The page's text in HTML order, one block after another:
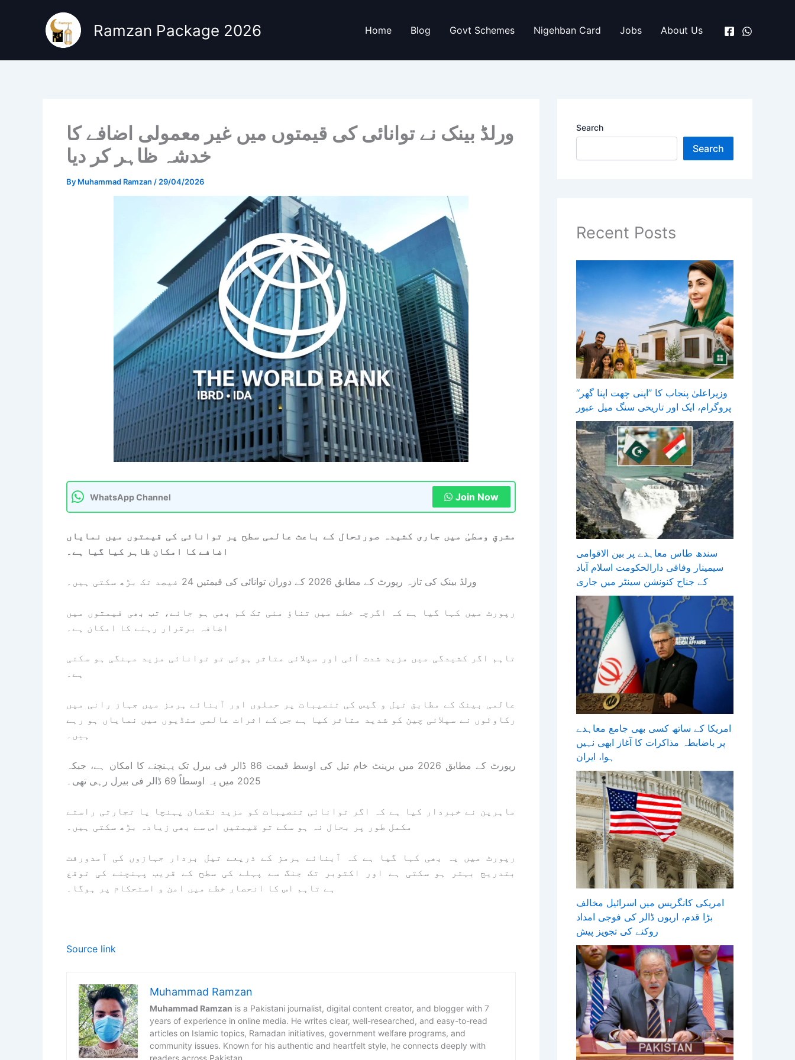
Ramzan Package 2026 Home Blog Govt Schemes Nigehban Card Jobs About Us
ورلڈ بینک نے توانائی کی قیمتوں میں غیر معمولی اضافے کا
خدشہ ظاہر کر دیا
By Muhammad Ramzan / 29/04/2026
WhatsApp Channel Join Now
مشرقِ وسطیٰ میں جاری کشیدہ صورتحال کے باعث عالمی سطح پر توانائی کی قیمتوں میں نمایاں
اضافے کا امکان ظاہر کیا گیا ہے۔
ورلڈ بینک کی تازہ رپورٹ کے مطابق 2026 کے دوران توانائی کی قیمتیں 24 فیصد تک بڑھ سکتی ہیں۔
رپورٹ میں کہا گیا ہے کہ اگرچہ خطے میں تناؤ مئی تک کم بھی ہو جائے، تب بھی قیمتوں میں
اضافہ برقرار رہنے کا امکان ہے۔
تاہم اگر کشیدگی میں مزید شدت آئی اور سپلائی متاثر ہوئی تو توانائی مزید مہنگی ہو سکتی
ہے۔
عالمی بینک کے مطابق تیل و گیس کی تنصیبات پر حملوں اور آبنائے ہرمز میں جہاز رانی میں
رکاوٹوں نے سپلائی چین کو شدید متاثر کیا ہے جس کے اثرات عالمی منڈیوں میں نمایاں ہو رہے
ہیں۔
رپورٹ کے مطابق 2026 میں برینٹ خام تیل کی اوسط قیمت 86 ڈالر فی بیرل تک پہنچنے کا امکان ہے، جبکہ
2025 میں یہ اوسطاً 69 ڈالر فی بیرل رہی تھی۔
ماہرین نے خبردار کیا ہے کہ اگر توانائی تنصیبات کو مزید نقصان پہنچا یا تجارتی راستے
مکمل طور پر بحال نہ ہو سکے تو قیمتیں اس سے بھی زیادہ بڑھ سکتی ہیں۔
رپورٹ میں یہ بھی کہا گیا ہے کہ آبنائے ہرمز کے ذریعے تیل بردار جہازوں کی آمدورفت
بتدریج بہتر ہو سکتی ہے اور اکتوبر تک جنگ سے پہلے کی سطح کے قریب پہنچنے کی توقع
ہے تاہم اس کا انحصار خطے میں امن و استحکام پر ہوگا۔
Source link
Muhammad Ramzan
Muhammad Ramzan is a Pakistani journalist, digital content creator, and blogger with 7
years of experience in online media. He writes clear, well-researched, and easy-to-read
articles on Islamic topics, Ramadan initiatives, government welfare programs, and
community issues. Known for his authentic and heartfelt style, he connects deeply with
readers across Pakistan.
Search
Search
Recent Posts
وزیراعلیٰ پنجاب کا ’’اپنی چھت اپنا گھر‘‘
پروگرام، ایک اور تاریخی سنگ میل عبور
سندھ طاس معاہدے پر بین الاقوامی
سیمینار وفاقی دارالحکومت اسلام آباد
کے جناح کنونشن سینٹر میں جاری
امریکا کے ساتھ کسی بھی جامع معاہدے
پر باضابطہ مذاکرات کا آغاز ابھی نہیں
ہوا، ایران
امریکی کانگریس میں اسرائیل مخالف
بڑا قدم، اربوں ڈالر کی فوجی امداد
روکنے کی تجویز پیش